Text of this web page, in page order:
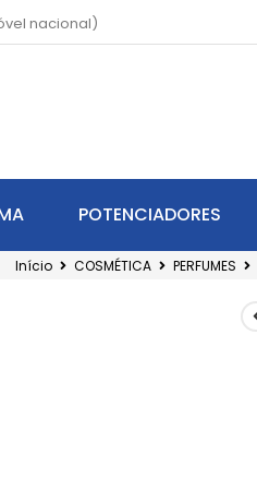
nacional)
POTENCIADORES
Início COSMÉTICA PERFUMES